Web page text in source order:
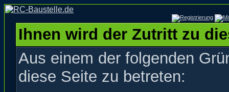
Ihnen wird der Zutritt zu
Aus einem der folgenden
diese Seite zu betreten: